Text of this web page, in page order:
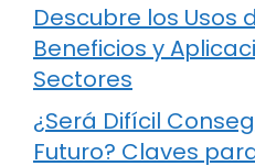
Descubre los Usos
Beneficios y
Sectores
¿Será Difícil
Futuro? Claves